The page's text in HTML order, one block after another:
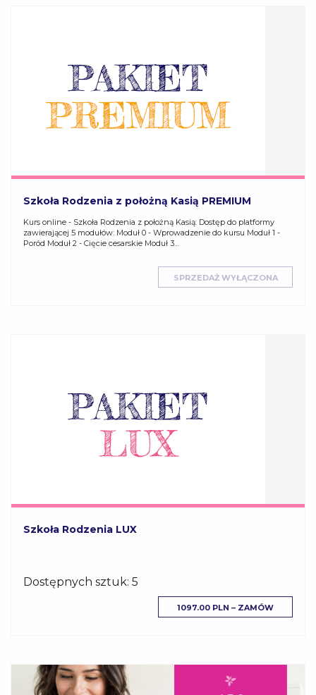
Szkoła Rodzenia z położną Kasią PREMIUM
Kurs online - Szkoła Rodzenia z położną Kasią: Dostęp do platformy
zawierającej 5 modułów: Moduł 0 - Wprowadzenie do kursu Moduł 1 -
Poród Moduł 2 - Cięcie cesarskie Moduł 3…
SPRZEDAŻ WYŁĄCZONA
Szkoła Rodzenia LUX
Dostępnych sztuk: 5
1097.00 PLN – ZAMÓW